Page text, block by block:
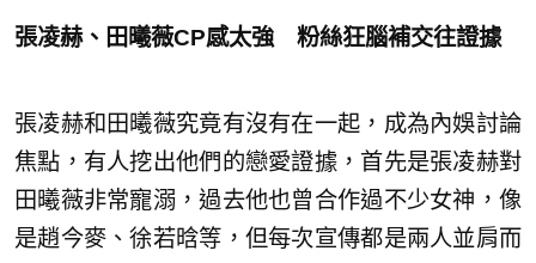
張凌赫、田曦薇CP感太強 粉絲狂腦補交往證據
張凌赫和田曦薇究竟有沒有在一起，成為內娛討論
焦點，有人挖出他們的戀愛證據，首先是張凌赫對
田曦薇非常寵溺，過去他也曾合作過不少女神，像
是趙今麥、徐若晗等，但每次宣傳都是兩人並肩而